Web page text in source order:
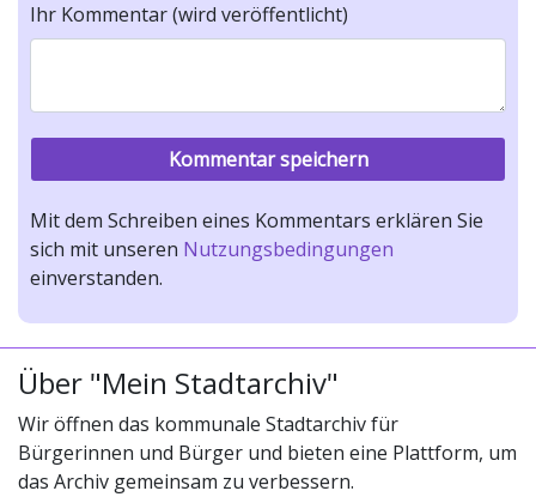
Ihr Kommentar (wird veröffentlicht)
Mit dem Schreiben eines Kommentars erklären Sie
sich mit unseren Nutzungsbedingungen
einverstanden.
Über "Mein Stadtarchiv"
Wir öffnen das kommunale Stadtarchiv für
Bürgerinnen und Bürger und bieten eine Plattform, um
das Archiv gemeinsam zu verbessern.